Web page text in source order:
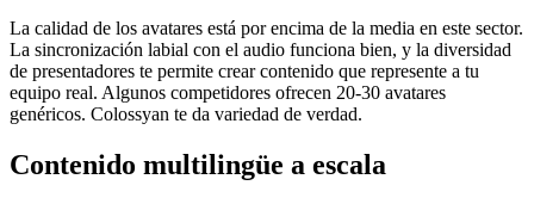
La calidad de los avatares está por encima de la media en este sector.
La sincronización labial con el audio funciona bien, y la diversidad
de presentadores te permite crear contenido que represente a tu
equipo real. Algunos competidores ofrecen 20-30 avatares
genéricos. Colossyan te da variedad de verdad.
Contenido multilingüe a escala